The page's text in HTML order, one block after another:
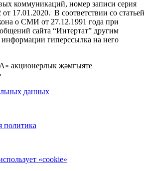
коммуникаций, номер записи серия
17.01.2020. В соответствии со статьей
о СМИ от 27.12.1991 года при
сайта “Интертат” другим
информации гиперссылка на него
акционерлык җәмгыяте
данных
политика
«cookie»